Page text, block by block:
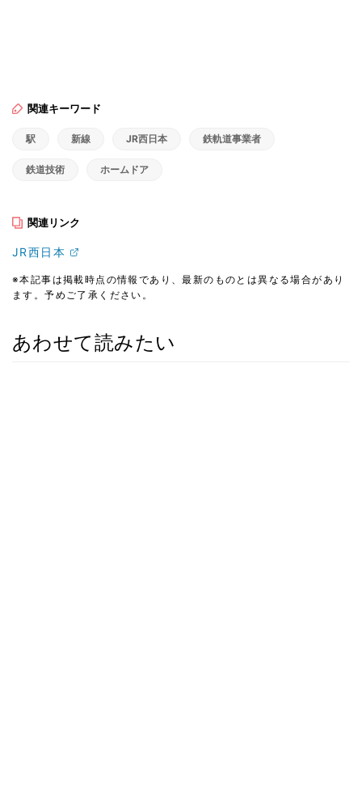
関連キーワード
駅 新線 JR西日本 鉄軌道事業者
鉄道技術 ホームドア
関連リンク
JR西日本
※本記事は掲載時点の情報であり、最新のものとは異なる場合があり
ます。予めご了承ください。
あわせて読みたい